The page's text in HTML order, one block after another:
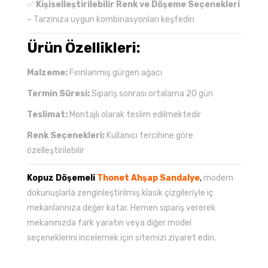
✅ Kişiselleştirilebilir Renk ve Döşeme Seçenekleri
– Tarzınıza uygun kombinasyonları keşfedin
Ürün Özellikleri:
Malzeme: Fırınlanmış gürgen ağacı
Termin Süresi:Sipariş sonrası ortalama 20 gün
Teslimat: Montajlı olarak teslim edilmektedir
Renk Seçenekleri: Kullanıcı tercihine göre
özelleştirilebilir
Kopuz Döşemeli Thonet Ahşap Sandalye, modern
dokunuşlarla zenginleştirilmiş klasik çizgileriyle iç
mekanlarınıza değer katar. Hemen sipariş vererek
mekanınızda fark yaratın veya diğer model
seçeneklerini incelemek için sitemizi ziyaret edin.